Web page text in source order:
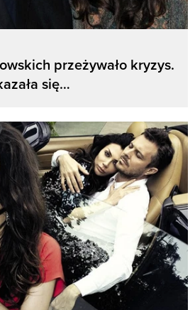
przeżywało kryzys.
się…